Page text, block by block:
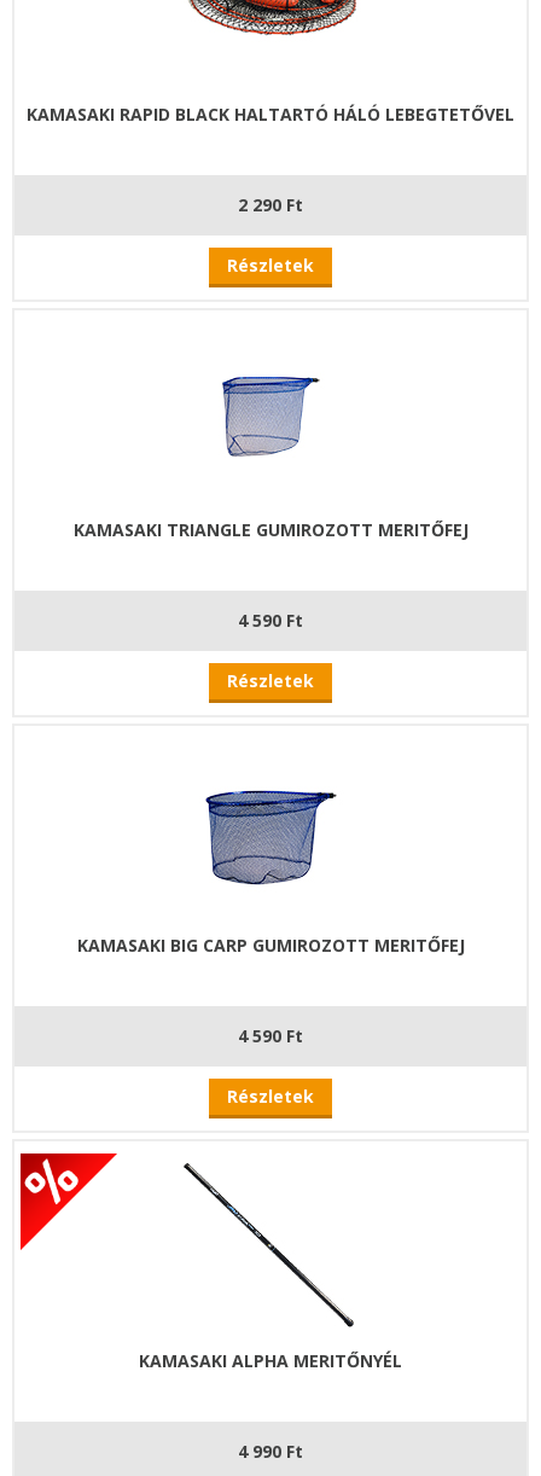
KAMASAKI RAPID BLACK HALTARTÓ HÁLÓ LEBEGTETŐVEL
2 290 Ft
Részletek
KAMASAKI TRIANGLE GUMIROZOTT MERITŐFEJ
4 590 Ft
Részletek
KAMASAKI BIG CARP GUMIROZOTT MERITŐFEJ
4 590 Ft
Részletek
KAMASAKI ALPHA MERITŐNYÉL
4 990 Ft